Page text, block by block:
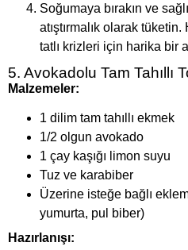
Soğumaya bırakın ve
atıştırmalık olarak
tatlı krizleri için harika bir
5. Avokadolu Tam Tahıllı
Malzemeler:
1 dilim tam tahıllı ekmek
1/2 olgun avokado
1 çay kaşığı limon suyu
Tuz ve karabiber
Üzerine isteğe bağlı
yumurta, pul biber)
Hazırlanışı: